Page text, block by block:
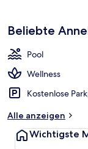
Beliebte
Pool
Wellness
Kostenlose
Alle anzeigen
Wichtigste